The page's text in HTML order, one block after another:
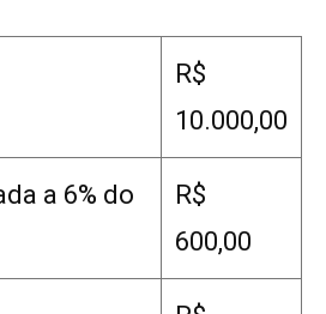
R$
10.000,00
a 6% do
R$
600,00